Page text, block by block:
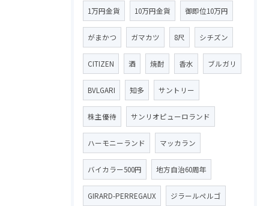
1万円金貨 10万円金貨 御即位10万円
がまかつ ガマカツ 8尺 シチズン
CITIZEN 酒 焼酎 香水 ブルガリ
BVLGARI 知多 サントリー
株主優待 サンリオピューロランド
ハーモニーランド マッカラン
バイカラー500円 地方自治60周年
GIRARD-PERREGAUX ジラールペルゴ